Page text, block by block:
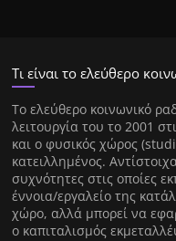
Τι είναι το ελεύθερο
Tο ελεύθερο κοινωνικό
λειτουργία του το 2001
και ο φυσικός χώρος
κατειλλημένος.
συχνότητες στις οποίες
έννοια/εργαλείο της
χώρο, αλλά μπορεί να
ο καπιταλισμός